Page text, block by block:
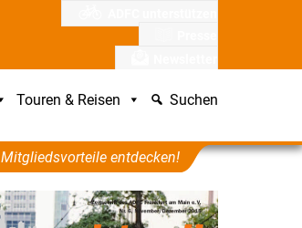
Touren & Reisen Suchen
Mitgliedsvorteile entdecken!